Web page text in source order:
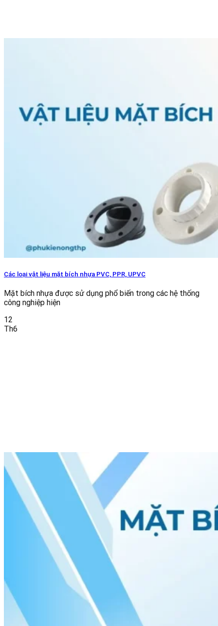
Các loại vật liệu mặt bích nhựa PVC, PPR, UPVC
Mặt bích nhựa được sử dụng phổ biến trong các hệ thống
công nghiệp hiện
12
Th6